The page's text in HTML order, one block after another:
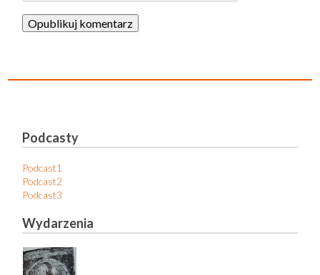
Podcasty
Podcast1
Podcast2
Podcast3
Wydarzenia